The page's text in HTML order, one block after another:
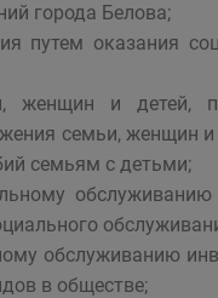
города Белова;
путем оказания
женщин и детей,
семьи, женщин и
семьям с детьми;
обслуживанию
в обществе;